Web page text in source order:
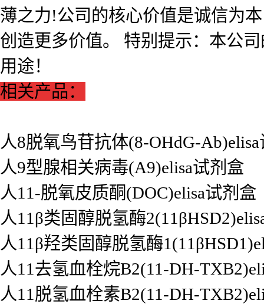
薄之力!公司的核心价值是诚信为
创造更多价值。 特别提示：本公
用途！
相关产品：
人8脱氧鸟苷抗体(8-OHdG-
人9型腺相关病毒(A9)elisa试剂盒
人11-脱氧皮质酮(DOC)elisa试剂盒
人11β类固醇脱氢酶
人11β羟类固醇脱氢酶
人11去氢血栓烷B2(11-DH-
人11脱氢血栓素B2(11-DH-